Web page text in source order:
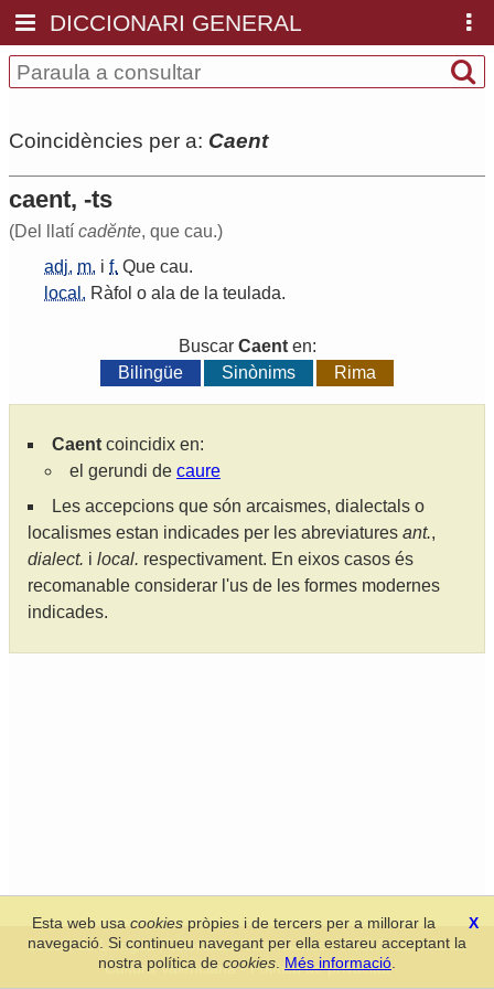
DICCIONARI GENERAL
Coincidències per a: Caent
caent, -ts
(Del llatí cadĕnte, que cau.)
adj. m. i f. Que cau.
local. Ràfol o ala de la teulada.
Buscar Caenten:
Bilingüe
Sinònims Rima
Caent coincidix en:
el gerundi de caure
Les accepcions que són arcaismes, dialectals o
localismes estan indicades per les abreviatures ant.,
dialect. i local. respectivament. En eixos casos és
recomanable considerar l'us de les formes modernes
indicades.
Secció de Llengua i Lliteratura Valencianes-Real Acadèmia de
Cultura Valenciana-Política de privacitat
X
Esta web usacookies pròpies i de tercers per a millorar la
navegació. Si continueu navegant per ella estareu acceptant la
nostra política de cookies Més informació